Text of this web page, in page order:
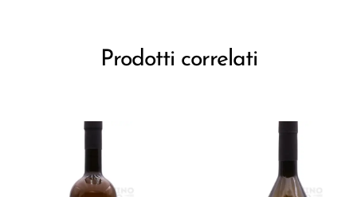
Prodotti correlati